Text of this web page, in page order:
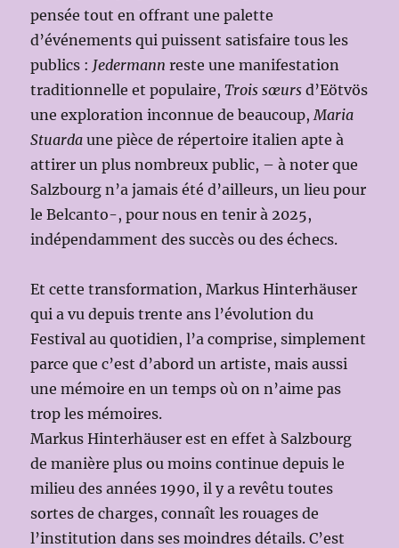
pensée tout en offrant une palette
d’événements qui puissent satisfaire tous les
publics : Jedermann reste une manifestation
traditionnelle et populaire,Trois sœurs d’Eötvös
une exploration inconnue de beaucoup, Maria
Stuarda une pièce de répertoire italien apte à
attirer un plus nombreux public, – à noter que
Salzbourg n’a jamais été d’ailleurs, un lieu pour
le Belcanto-, pour nous en tenir à 2025,
indépendamment des succès ou des échecs.
Et cette transformation, Markus Hinterhäuser
qui a vu depuis trente ans l’évolution du
Festival au quotidien, l’a comprise, simplement
parce que c’est d’abord un artiste, mais aussi
une mémoire en un temps où on n’aime pas
trop les mémoires.
Markus Hinterhäuser est en effet à Salzbourg
de manière plus ou moins continue depuis le
milieu des années 1990, il y a revêtu toutes
sortes de charges, connaît les rouages de
l’institution dans ses moindres détails. C’est